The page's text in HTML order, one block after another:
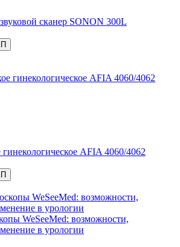
сканер SONON 300L
AFIA 4060/4062
WeSeeMed: возможности,
в урологии